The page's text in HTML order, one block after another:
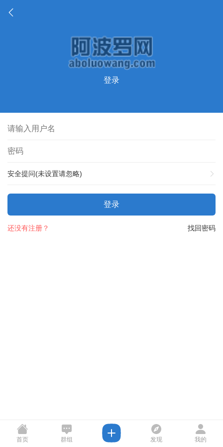
登录
安全提问(未设置请忽略)
登录
找回密码
还没有注册？
首页 群组 发现 我的